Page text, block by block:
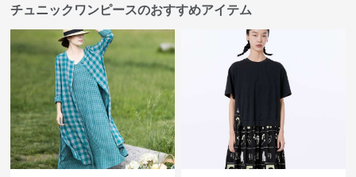
チュニックワンピースのおすすめアイテム